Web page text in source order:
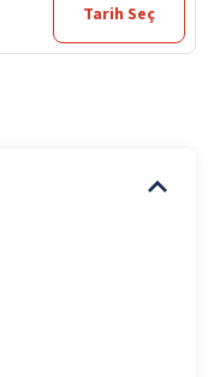
Tarih Seç